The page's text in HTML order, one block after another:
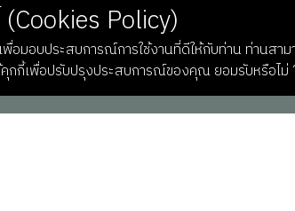
อิเล็กทรอนิกส์ทางราชการ
รายงานการเงินป
ราคากลางอุปกร
13/03/2566)
Policy)
พื่อมอบประสบการณ์การใช้งานที่ดีให้กับท่าน ท่านสา
คุกกี้เพื่อปรับปรุงประสบการณ์ของคุณ ยอมรับหรือไม่